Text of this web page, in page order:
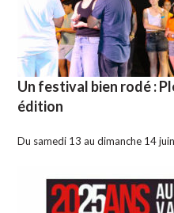
Un festival bien rodé :
édition
Du samedi 13 au dimanche 14